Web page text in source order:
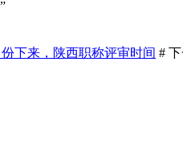
下来，陕西职称评审时间 # 下